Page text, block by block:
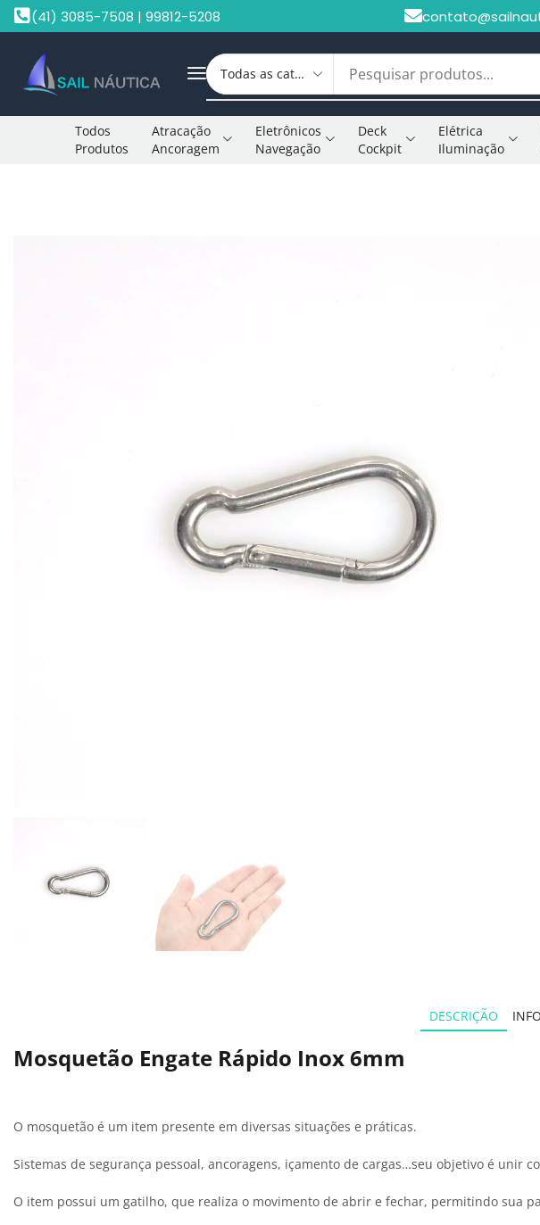
(41) 3085-7508 | 99812-5208
Todos
Produtos
Atracação
Ancoragem
Eletrônicos
Navegação
Deck
Cockpit
Elétrica
Iluminação
DESCRIÇÃO
Mosquetão Engate Rápido Inox 6mm
O mosquetão é um item presente em diversas situações e práticas.
Sistemas de segurança pessoal, ancoragens, içamento de cargas…seu objetivo é unir
O item possui um gatilho, que realiza o movimento de abrir e fechar, permitindo sua